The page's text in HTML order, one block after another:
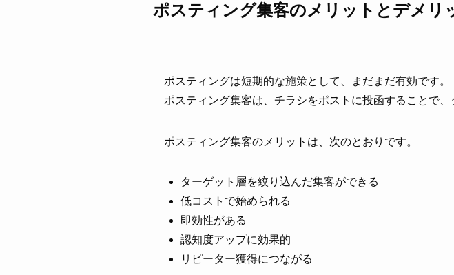
ポスティング集客のメリットとデメリ
ポスティングは短期的な施策として、まだまだ有効です。
ポスティング集客は、チラシをポストに投函することで
ポスティング集客のメリットは、次のとおりです。
ターゲット層を絞り込んだ集客ができる
低コストで始められる
即効性がある
認知度アップに効果的
リピーター獲得につながる